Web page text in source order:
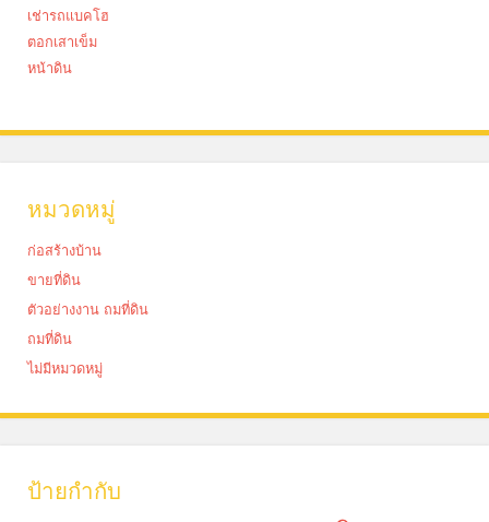
เช่ารถแบคโฮ
ตอกเสาเข็ม
หน้าดิน
หมวดหมู่
ก่อสร้างบ้าน
ขายที่ดิน
ตัวอย่างงาน ถมที่ดิน
ถมที่ดิน
ไม่มีหมวดหมู่
ป้ายกำกับ